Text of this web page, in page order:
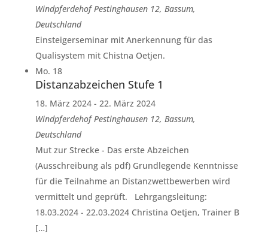
WindpferdehofPestinghausen 12, Bassum,
Deutschland
Einsteigerseminar mit Anerkennung für das
Qualisystem mit Chistna Oetjen.
Mo. 18
Distanzabzeichen Stufe 1
18. März 2024- 22. März 2024
WindpferdehofPestinghausen 12, Bassum,
Deutschland
Mut zur Strecke - Das erste Abzeichen
(Ausschreibung als pdf) Grundlegende Kenntnisse
für die Teilnahme an Distanzwettbewerben wird
vermittelt und geprüft. Lehrgangsleitung:
18.03.2024 - 22.03.2024 Christina Oetjen, Trainer B
[…]